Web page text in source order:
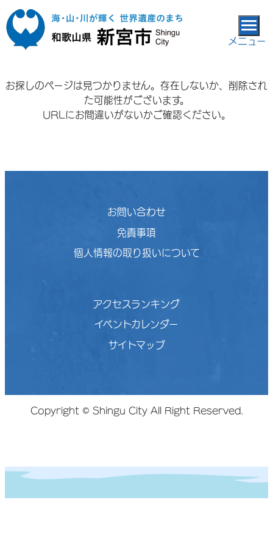
本文へ移動
メニュー
お探しのページは見つかりません。存在しないか、削除され
た可能性がございます。
URLにお間違いがないかご確認ください。
お問い合わせ
免責事項
個人情報の取り扱いについて
アクセスランキング
イベントカレンダー
サイトマップ
Copyright © Shingu City All Right Reserved.